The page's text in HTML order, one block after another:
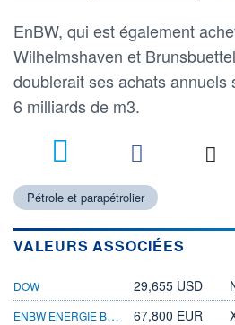
EnBW, qui est également
Wilhelmshaven et
doublerait ses achats annuels
6 milliards de m3.
Pétrole et parapétrolier
VALEURS ASSOCIÉES
DOW 29,655 USD
ENBW ENERGIE BAD.-WUE. ON
67,800 EUR